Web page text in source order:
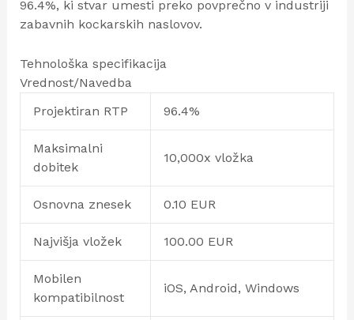
96.4%, ki stvar umesti preko povprečno v industriji
zabavnih kockarskih naslovov.
Tehnološka specifikacija
Vrednost/Navedba
Projektiran RTP
96.4%
Maksimalni
dobitek
10,000x vložka
Osnovna znesek 0.10 EUR
Najvišja vložek 100.00 EUR
Mobilen
kompatibilnost
iOS, Android, Windows